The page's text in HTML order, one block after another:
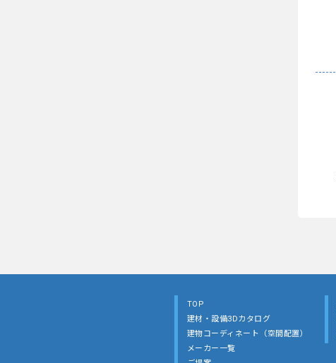
TOP
建材・設備3Dカタログ
建物コーディネート（空間配置）
メーカー一覧